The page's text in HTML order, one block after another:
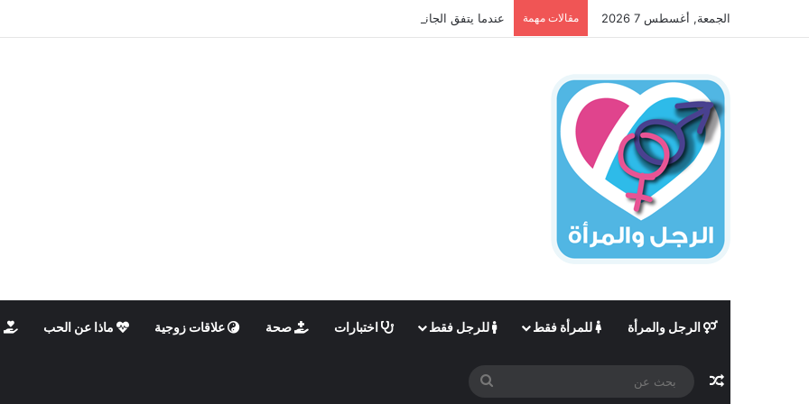
الجمعة, أغسطس 7 2026 مقالات مهمة عندما يتفق الجانبان الذكوري والأنثوي داخلنا، ما الذي يحدث؟
الرجل والمرأة للمرأة فقط للرجل فقط اختبارات صحة علاقات زوجية ماذا عن الحب
مقال عشوائي